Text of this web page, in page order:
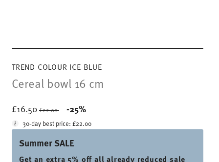
TREND COLOUR ICE BLUE
Cereal bowl 16 cm
£16.50 Price reduced from
£22.00 -25%
30-day best price:£22.00
Summer SALE
Get an extra 5% off all already reduced sale